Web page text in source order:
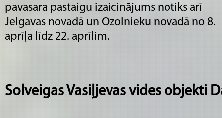
pavasara pastaigu izaicinājums notiks arī
Jelgavas novadā un Ozolnieku novadā no 8.
aprīļa līdz 22. aprīlim.
Solveigas Vasiļjevas vides objekti